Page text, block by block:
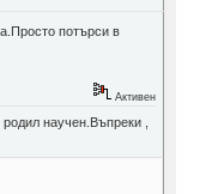
потърси в
Активен
научен.Въпреки ,